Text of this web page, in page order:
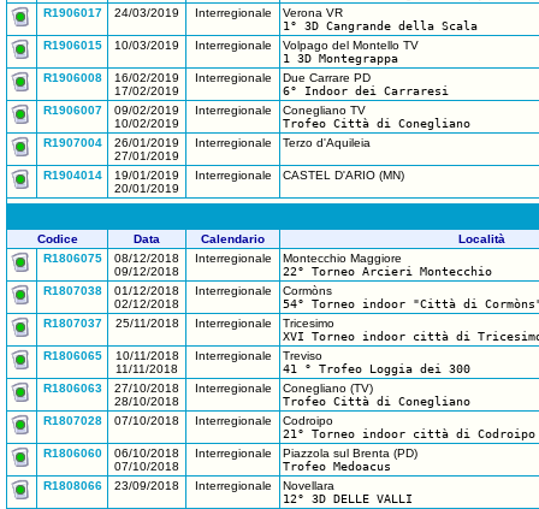
R1906017
24/03/2019 Interregionale
Verona VR
1° 3D Cangrande della Scala
R1906015
10/03/2019 Interregionale
Volpago del Montello TV
1 3D Montegrappa
R1906008
16/02/2019
17/02/2019
Interregionale
Due Carrare PD
6° Indoor dei Carraresi
R1906007
09/02/2019
10/02/2019
Interregionale
Conegliano TV
Trofeo Città di Conegliano
R1907004
26/01/2019
27/01/2019
Interregionale Terzo d'Aquileia
R1904014
19/01/2019
20/01/2019
Interregionale CASTEL D'ARIO (MN)
Codice Data Calendario
Località
R1806075
08/12/2018
09/12/2018
Interregionale
Montecchio Maggiore
22° Torneo Arcieri Montecchio
R1807038
01/12/2018
02/12/2018
Interregionale
Cormòns
54° Torneo indoor "Città di
R1807037
25/11/2018 Interregionale
Tricesimo
XVI Torneo indoor città di
R1806065
10/11/2018
11/11/2018
Interregionale
Treviso
41 ° Trofeo Loggia dei 300
R1806063
27/10/2018
28/10/2018
Interregionale
Conegliano (TV)
Trofeo Città di Conegliano
R1807028
07/10/2018 Interregionale
Codroipo
21° Torneo indoor città di Codroipo
R1806060
06/10/2018
07/10/2018
Interregionale
Piazzola sul Brenta (PD)
Trofeo Medoacus
R1808066
23/09/2018 Interregionale
Novellara
12° 3D DELLE VALLI